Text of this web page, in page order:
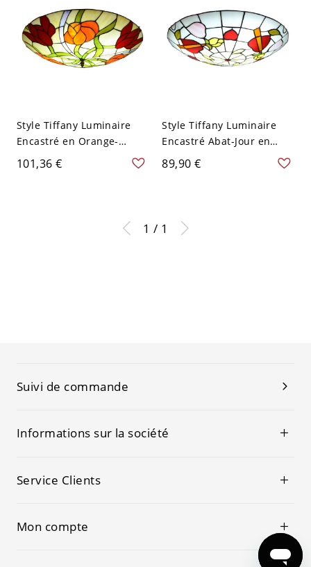
Style Tiffany Luminaire
Encastré en Orange-
Rouge Abat-Jour en Vitrail
Plafonnier en Forme de
101,36 €
Style Tiffany Luminaire
Encastré Abat-Jour en
Vitrail Plafonnier en Rose
en Forme de Bol - Rose
89,90 €
1 / 1
Suivi de commande
Informations sur la société
Service Clients
Mon compte